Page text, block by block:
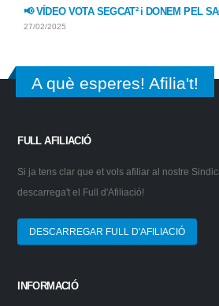
📢 VÍDEO VOTA SEGCAT² i DONEM PEL
27/02/2025
A què esperes! Afilia't!
FULL AFILIACIÓ
Si ja tens clar que et vols afiliar al nostre
descarrega't el Full d'Afiliació!
DESCARREGAR FULL D'AFILIACIÓ
INFORMACIÓ